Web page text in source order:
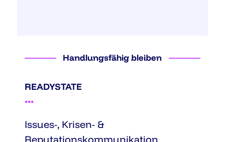
Handlungsfähig bleiben
READYSTATE
•••
Issues-, Krisen- &
Reputationskommunikation